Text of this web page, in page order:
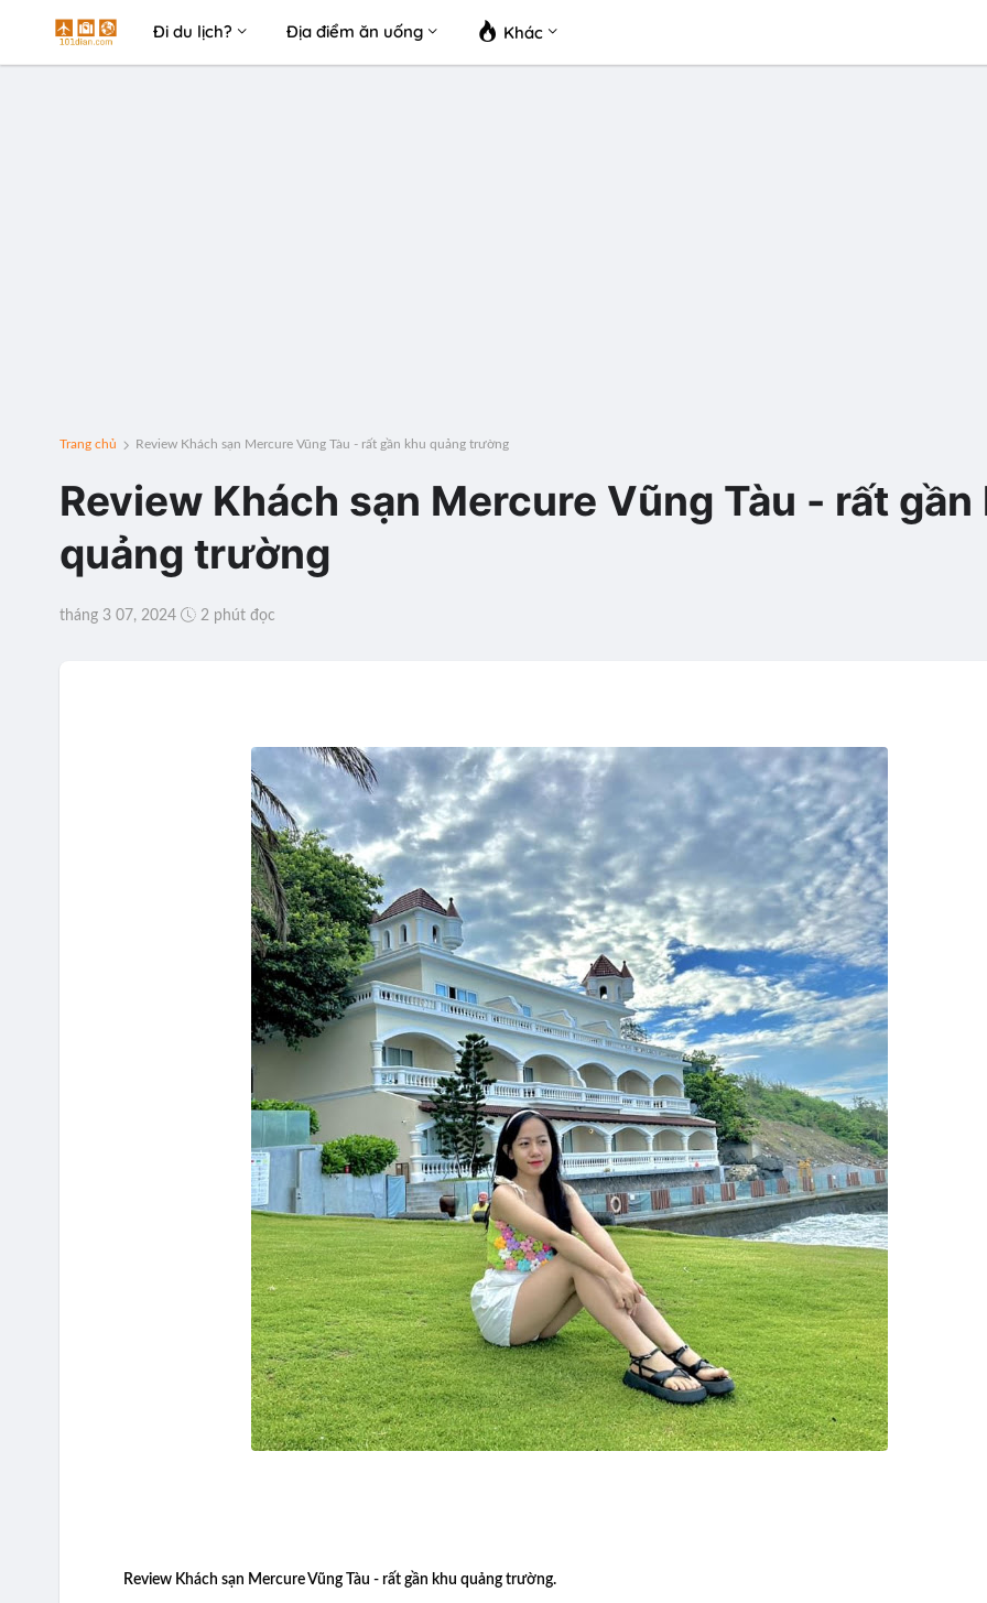
Đi du lịch? Địa điểm ăn uống Khác
Trang chủ Review Khách sạn Mercure Vũng Tàu - rất gần khu quảng trường
Review Khách sạn Mercure Vũng Tàu - rất gần
quảng trường
tháng 3 07, 2024 2 phút đọc
Review Khách sạn Mercure Vũng Tàu - rất gần khu quảng trường.